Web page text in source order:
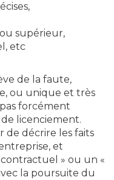
supérieur,
etc
de la faute,
ou unique et très
forcément
licenciement.
de décrire les faits
et
» ou un «
la poursuite du